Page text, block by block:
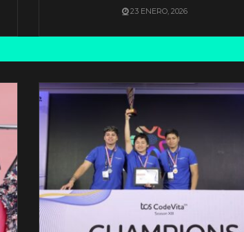
23 ENERO, 2026